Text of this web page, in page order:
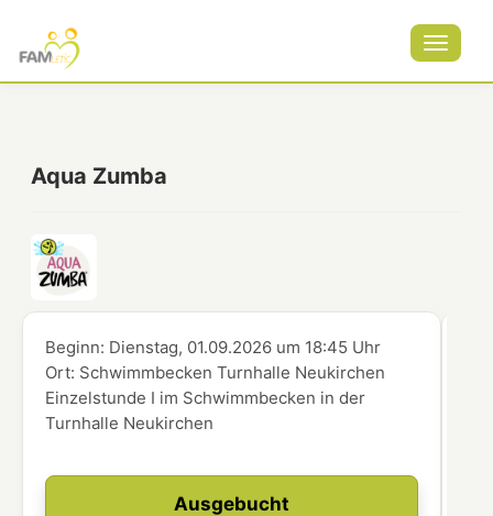
Toggle
Aqua Zumba
Ausgebucht
Beginn: Dienstag, 01.09.2026 um 18:45 Uhr
Ort: Schwimmbecken Turnhalle Neukirchen
Einzelstunde I im Schwimmbecken in der
Turnhalle Neukirchen